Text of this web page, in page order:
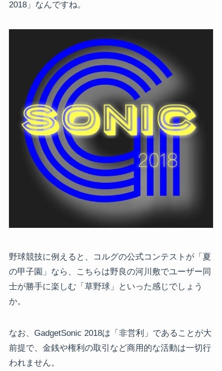
2018」なんですね。
野球競技に例えると、コルグの公式コンテストが「夏
の甲子園」なら、こちらは野良の河川敷でユーザー同
士が勝手に楽しむ「草野球」といった感じでしょう
か。
なお、GadgetSonic 2018は「非営利」であることが大
前提で、金銭や権利の取引など商用的な活動は一切行
われません。